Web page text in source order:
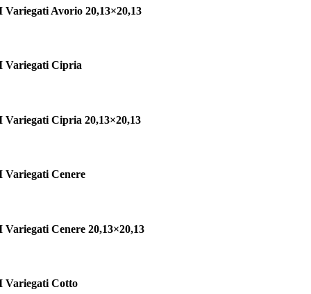
Variegati Avorio 20,13×20,13
Variegati Cipria
Variegati Cipria 20,13×20,13
Variegati Cenere
Variegati Cenere 20,13×20,13
Variegati Cotto